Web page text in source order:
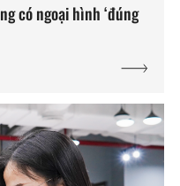
có ngoại hình ‘đúng